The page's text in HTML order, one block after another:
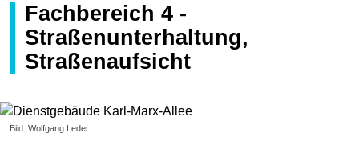
Fachbereich 4 -
Straßenunterhaltung,
Straßenaufsicht
Bild: Wolfgang Leder